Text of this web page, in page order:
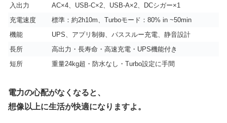
入出力
AC×4、USB-C×2、USB-A×2、DCシガー×1
充電速度
標準：約2h10m、Turboモード：80% in ~50min
機能
UPS、アプリ制御、パススルー充電、静音設計
長所
高出力・長寿命・高速充電・UPS機能付き
短所
重量24kg超・防水なし・Turbo設定に手間
電力の心配がなくなると、
想像以上に生活が快適になりますよ。